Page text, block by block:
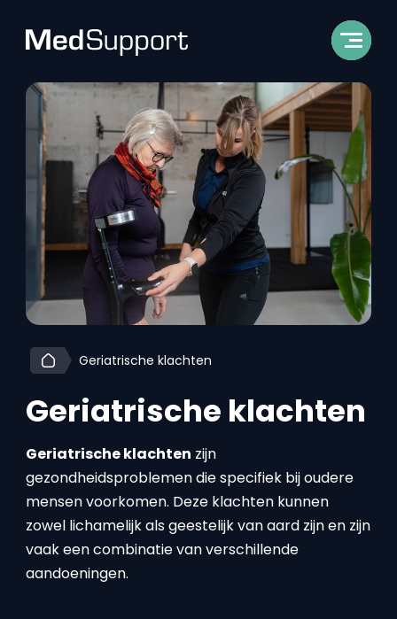
Geriatrische klachten
Geriatrische klachten
Geriatrische klachten zijn
gezondheidsproblemen die specifiek bij oudere
mensen voorkomen. Deze klachten kunnen
zowel lichamelijk als geestelijk van aard zijn en zijn
vaak een combinatie van verschillende
aandoeningen.